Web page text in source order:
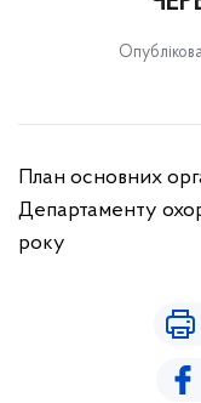
План основних
Департаменту
року